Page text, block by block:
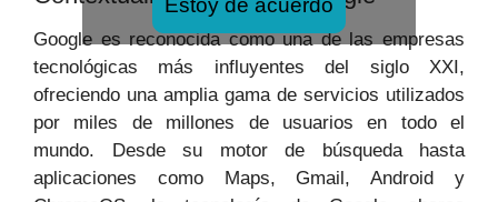
Estoy de acuerdo
Google es reconocida como una de las empresas
tecnológicas más influyentes del siglo XXI,
ofreciendo una amplia gama de servicios utilizados
por miles de millones de usuarios en todo el
mundo. Desde su motor de búsqueda hasta
aplicaciones como Maps, Gmail, Android y